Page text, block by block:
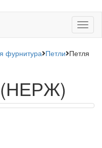
фурнитура Петли Петля
(НЕРЖ)